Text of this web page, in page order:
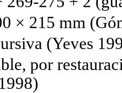
× 215 mm
(Yeves
por